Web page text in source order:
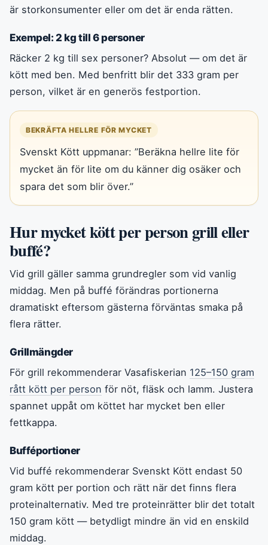
är storkonsumenter eller om det är enda rätten.
Exempel: 2 kg till 6 personer
Räcker 2 kg till sex personer? Absolut — om det är
kött med ben. Med benfritt blir det 333 gram per
person, vilket är en generös festportion.
BEKRÄFTA HELLRE FÖR MYCKET
Svenskt Kött uppmanar: ”Beräkna hellre lite för
mycket än för lite om du känner dig osäker och
spara det som blir över.”
Hur mycket kött per person grill eller
buffé?
Vid grill gäller samma grundregler som vid vanlig
middag. Men på buffé förändras portionerna
dramatiskt eftersom gästerna förväntas smaka på
flera rätter.
Grillmängder
För grill rekommenderar Vasafiskerian 125–150 gram
rått kött per person för nöt, fläsk och lamm. Justera
spannet uppåt om köttet har mycket ben eller
fettkappa.
Bufféportioner
Vid buffé rekommenderar Svenskt Kött endast 50
gram kött per portion och rätt när det finns flera
proteinalternativ. Med tre proteinrätter blir det totalt
150 gram kött — betydligt mindre än vid en enskild
middag.